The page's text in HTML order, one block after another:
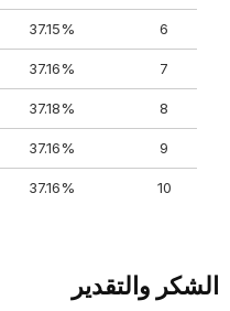
37.15%
37.16%
37.18%
37.16%
10
37.16%
الشكر والتقدير